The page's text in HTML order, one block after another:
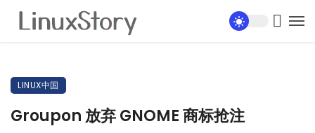
LINUX中国
Groupon 放弃 GNOME 商标抢注